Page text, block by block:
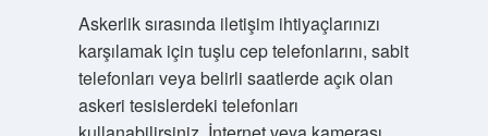
Askerlik sırasında iletişim ihtiyaçlarınızı
karşılamak için tuşlu cep telefonlarını, sabit
telefonları veya belirli saatlerde açık olan
askeri tesislerdeki telefonları